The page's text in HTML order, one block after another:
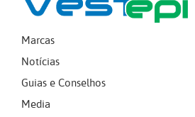
Marcas
Notícias
Guias e Conselhos
Media